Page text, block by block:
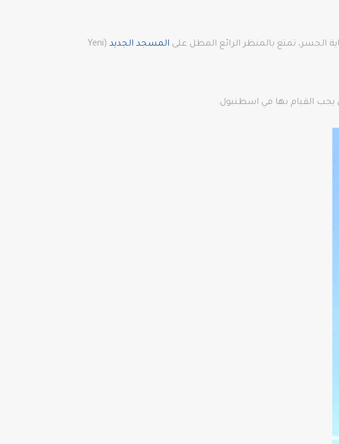
تمتع بالمنظر الرائع المطل على المسجد الجديد (Yeni
يجب القيام بها في اسطنبول.